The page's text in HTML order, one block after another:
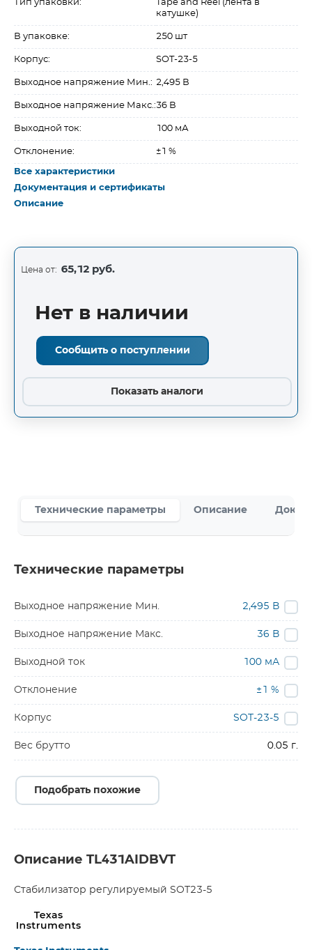
Тип упаковки:
Tape and Reel (лента в
катушке)
В упаковке: 250 шт
Корпус: SOT-23-5
Выходное напряжение Мин.: 2,495 В
Выходное напряжение Макс.:36 В
Выходной ток: 100 мА
Отклонение: ±1 %
Все характеристики
Документация и сертификаты
Описание
Цена от: 65,12 руб.
Нет в наличии
Сообщить о поступлении
Показать аналоги
Технические параметры Описание
Технические параметры
Выходное напряжение Мин. 2,495 В
Выходное напряжение Макс. 36 В
Выходной ток 100 мА
Отклонение ±1 %
Корпус SOT-23-5
Вес брутто 0.05 г.
Подобрать похожие
Описание TL431AIDBVT
Стабилизатор регулируемый SOT23-5